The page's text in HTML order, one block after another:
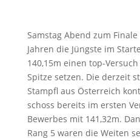
Samstag Abend zum
Jahren die Jüngste im
140,15m einen top-
Spitze setzen. Die derzeit
Stampfl aus Österreich
schoss bereits im ersten
Bewerbes mit 141,32m.
Rang 5 waren die Weiten